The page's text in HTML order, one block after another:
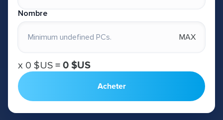
Nombre
MAX
х 0 $US = 0 $US
Acheter